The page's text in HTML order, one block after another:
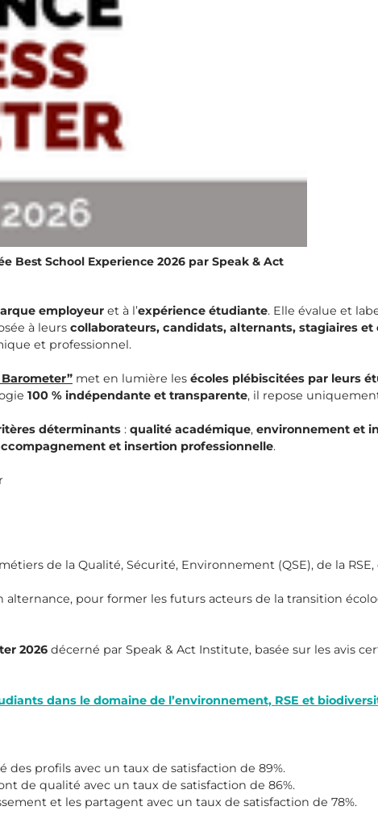
Best School Experience 2026 par Speak & Act
employeur et à l’expérience étudiante. Elle évalue et
à leurs collaborateurs, candidats, alternants, stagiaires
et professionnel.
met en lumière les écoles plébiscitées par leurs
100 % indépendante et transparente, il repose
déterminants : qualité académique, environnement et
et insertion professionnelle.
de la Qualité, Sécurité, Environnement (QSE), de la
alternance, pour former les futurs acteurs de la transition
2026 décerné par Speak & Act Institute, basée sur les avis
dans le domaine de l’environnement, RSE et
profils avec un taux de satisfaction de 89%.
de qualité avec un taux de satisfaction de 86%.
et les partagent avec un taux de satisfaction de 78%.